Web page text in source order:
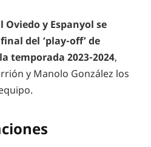
Oviedo y Espanyol se
del ‘play-off’ de
temporada 2023-2024,
y Manolo González los